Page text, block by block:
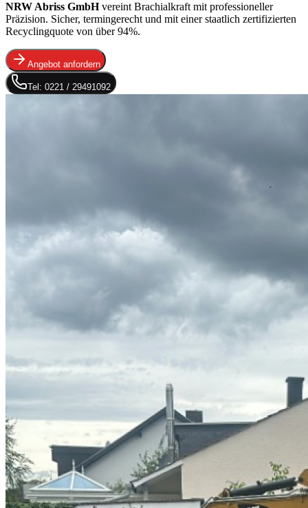
NRW Abriss GmbHvereint Brachialkraft mit professioneller
Präzision. Sicher, termingerecht und mit einer staatlich zertifizierten
Recyclingquote von über 94%.
Angebot anfordern
Tel: 0221 / 29491092